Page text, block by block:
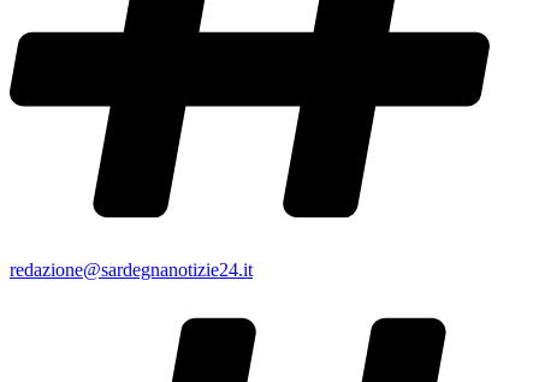
redazione@sardegnanotizie24.it